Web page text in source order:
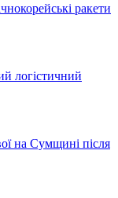
ракети
логістичний
на Сумщині після